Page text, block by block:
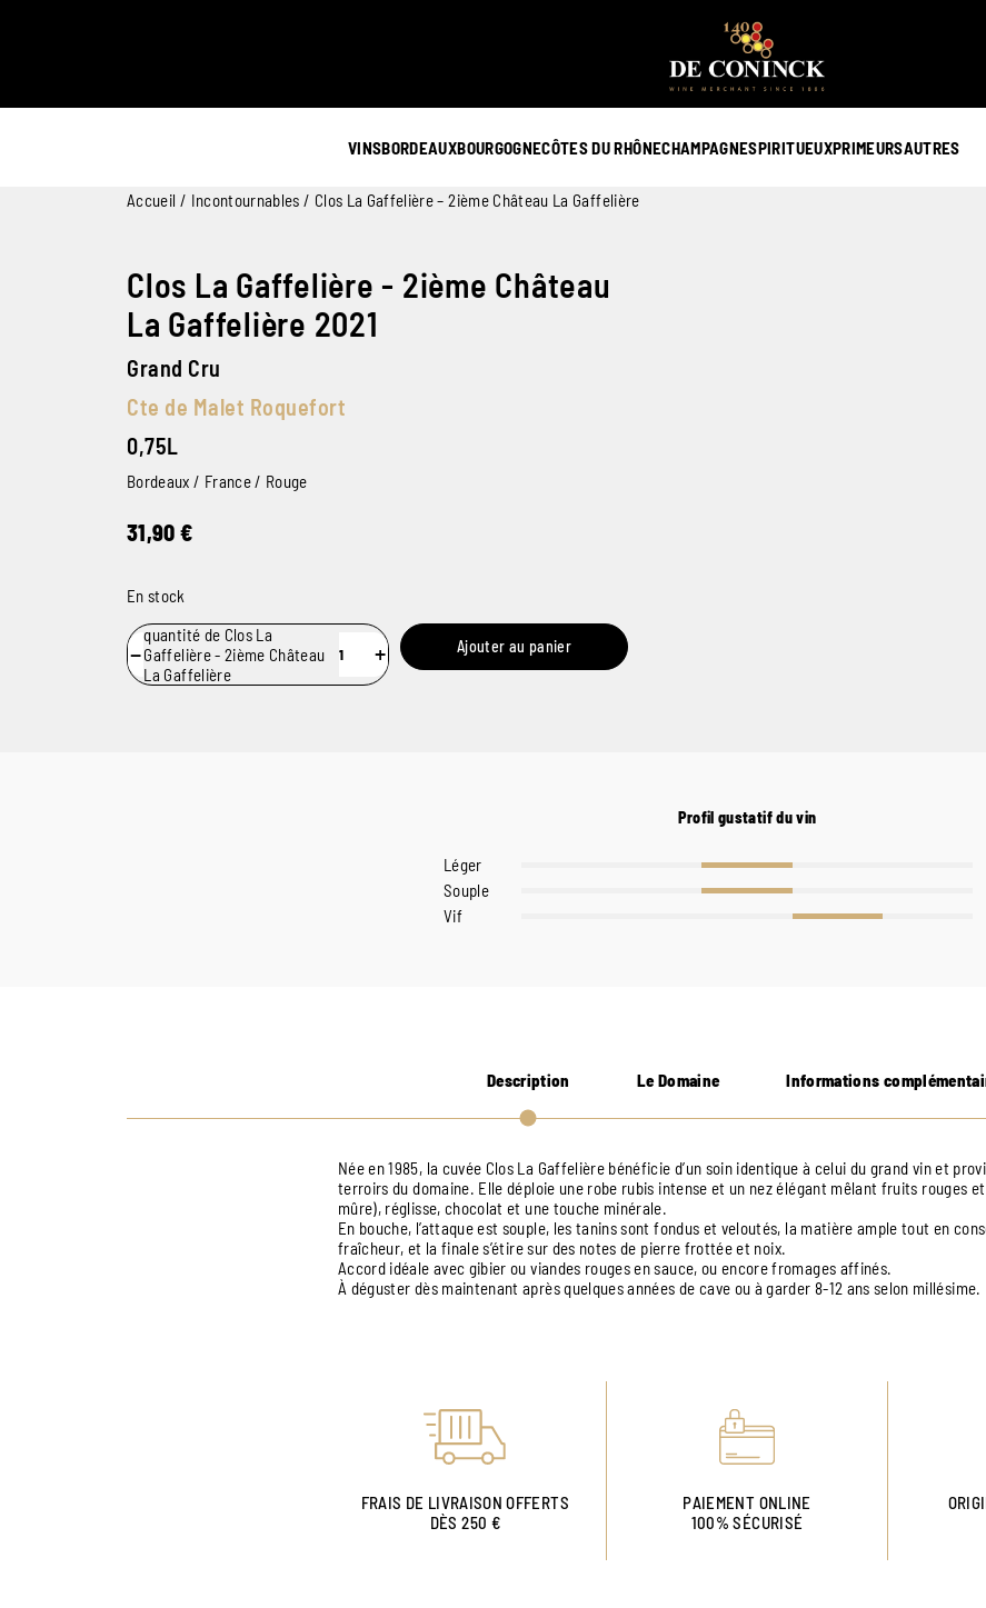
VINSBORDEAUXBOURGOGNECÔTES DU RHÔNECHAMPAGNESPIRITUEUXPRIMEURSAUTRES
Accueil / Incontournables / Clos La Gaffelière – 2ième Château La Gaffelière
Clos La Gaffelière - 2ième Château
La Gaffelière 2021
Grand Cru
Cte de Malet Roquefort
0,75L
Bordeaux / France / Rouge
31,90 €
En stock
−
quantité de Clos La
Gaffelière - 2ième Château
La Gaffelière
+ Ajouter au panier
Profil gustatif du vin
Léger
Souple
Vif
Description Le Domaine Informations
Née en 1985, la cuvée Clos La Gaffelière bénéficie d’un soin identique à celui du grand vin et
terroirs du domaine. Elle déploie une robe rubis intense et un nez élégant mêlant fruits rouges
mûre), réglisse, chocolat et une touche minérale.
En bouche, l’attaque est souple, les tanins sont fondus et veloutés, la matière ample tout en
fraîcheur, et la finale s’étire sur des notes de pierre frottée et noix.
Accord idéale avec gibier ou viandes rouges en sauce, ou encore fromages affinés.
À déguster dès maintenant après quelques années de cave ou à garder 8-12 ans selon millésime.
FRAIS DE LIVRAISON OFFERTS
DÈS 250 €
PAIEMENT ONLINE
100% SÉCURISÉ